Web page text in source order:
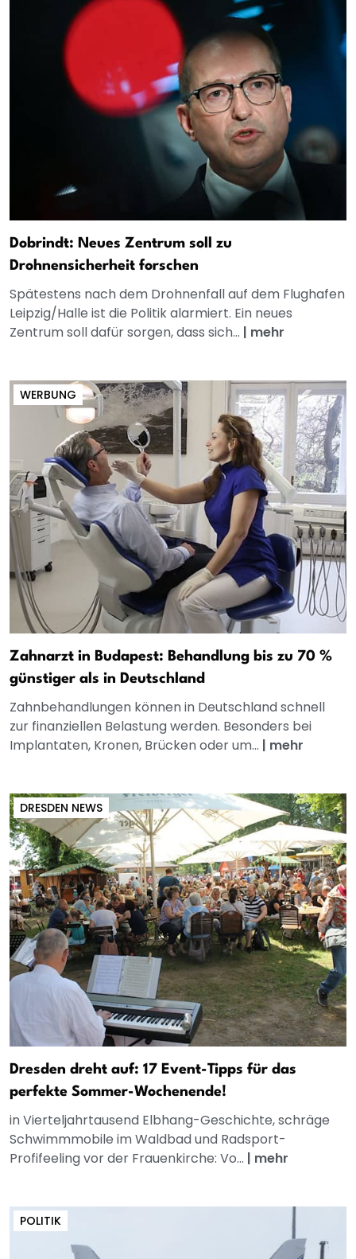
Dobrindt: Neues Zentrum soll zu
Drohnensicherheit forschen
Spätestens nach dem Drohnenfall auf dem Flughafen
Leipzig/Halle ist die Politik alarmiert. Ein neues
Zentrum soll dafür sorgen, dass sich... | mehr
WERBUNG
Zahnarzt in Budapest: Behandlung bis zu 70 %
günstiger als in Deutschland
Zahnbehandlungen können in Deutschland schnell
zur finanziellen Belastung werden. Besonders bei
Implantaten, Kronen, Brücken oder um... | mehr
DRESDEN NEWS
Dresden dreht auf: 17 Event-Tipps für das
perfekte Sommer-Wochenende!
in Vierteljahrtausend Elbhang-Geschichte, schräge
Schwimmmobile im Waldbad und Radsport-
Profifeeling vor der Frauenkirche: Vo... | mehr
POLITIK